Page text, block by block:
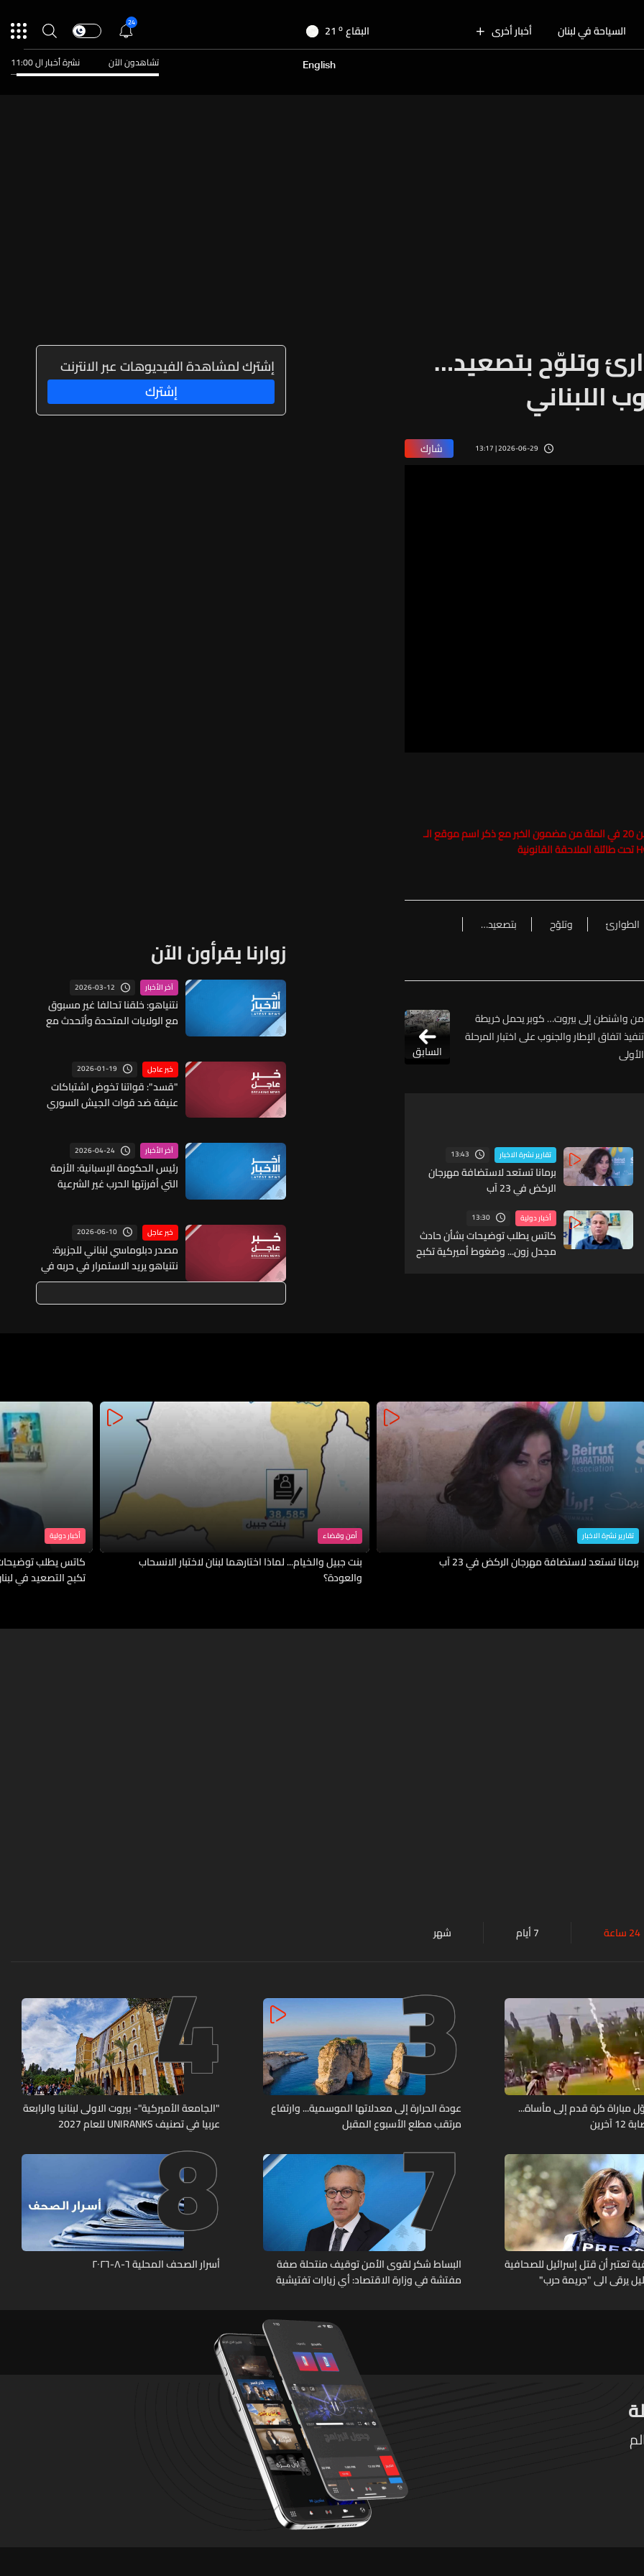
السياحة في لبنان أخبار أخرى البقاع 21 o
الجنوب 25o
26
24
English تشاهدون الآن نشرة أخبار ال 11:00
وتلوّح بتصعيد…
اللبناني
2026-06-29 | 13:17 شارك
حفاظاً على حقوق الملكية الفكرية يرجى عدم نسخ ما يزيد عن 20 في المئة من مضمون الخبر مع ذكر اسم موقع الـ
الطوارئ وتلوّح
بتصعيد…
من واشنطن إلى بيروت… كوبر يحمل خريطة
تنفيذ اتفاق الإطار والجنوب على اختبار المرحلة
الأولى
السابق
تقارير نشرة الاخبار 13:43
برمانا تستعد لاستضافة مهرجان
الركض في 23 آب
أخبار دولية 13:30
كاتس يطلب توضيحات بشأن حادث
مجدل زون... وضغوط أميركية تكبح
إشترك لمشاهدة الفيديوهات عبر الانترنت
إشترك
زوارنا يقرأون الآن
آخر الأخبار 2026-03-12
نتنياهو: خلقنا تحالفا غير مسبوق
مع الولايات المتحدة وأتحدث مع
خبر عاجل 2026-01-19
"قسد": قواتنا تخوض اشتباكات
عنيفة ضد قوات الجيش السوري
الجوار وأوروبا للانخراط في صفوف
المقاومة
آخر الأخبار 2026-04-24
رئيس الحكومة الإسبانية: الأزمة
التي أفرزتها الحرب غير الشرعية
خبر عاجل 2026-06-10
مصدر دبلوماسي لبناني للجزيرة:
نتنياهو يريد الاستمرار في حربه في
لبنان حتى موعد الانتخابات
تقارير نشرة الاخبار
برمانا تستعد لاستضافة مهرجان الركض في 23 آب
أمن وقضاء
بنت جبيل والخيام... لماذا اختارهما لبنان لاختبار الانسحاب
والعودة؟
أخبار دولية
كاتس يطلب
تكبح التصعيد في
24 ساعة 7 أيام شهر
مباراة كرة قدم إلى مأساة...
3
عودة الحرارة إلى معدلاتها الموسمية... وارتفاع
مرتقب مطلع الأسبوع المقبل
4
"الجامعة الأميركية"- بيروت الاولى لبنانيا والرابعة
عربيا في تصنيف UNIRANKS للعام 2027
تعتبر أن قتل إسرائيل للصحافية
يرقى الى "جريمة حرب"
7
البساط شكر لقوى الأمن توقيف منتحلة صفة
مفتشة في وزارة الاقتصاد: أي زيارات تفتيشية
8
أسرار الصحف المحلية ٦-٨-٢٠٢٦